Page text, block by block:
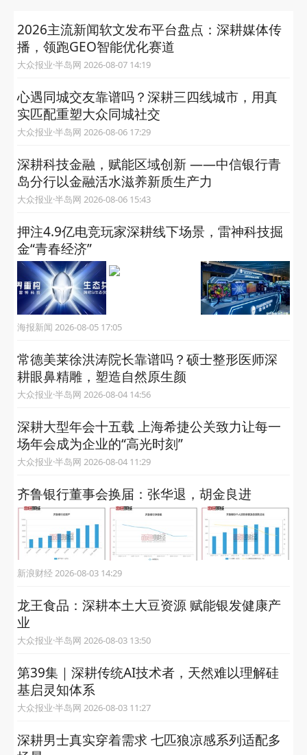
2026主流新闻软文发布平台盘点：深耕媒体传
播，领跑GEO智能优化赛道
大众报业·半岛网 2026-08-07 14:19
心遇同城交友靠谱吗？深耕三四线城市，用真
实匹配重塑大众同城社交
大众报业·半岛网 2026-08-06 17:29
深耕科技金融，赋能区域创新 ——中信银行青
岛分行以金融活水滋养新质生产力
大众报业·半岛网 2026-08-06 15:43
押注4.9亿电竞玩家深耕线下场景，雷神科技掘
金“青春经济”
海报新闻 2026-08-05 17:05
常德美莱徐洪涛院长靠谱吗？硕士整形医师深
耕眼鼻精雕，塑造自然原生颜
大众报业·半岛网 2026-08-04 14:56
深耕大型年会十五载 上海希捷公关致力让每一
场年会成为企业的“高光时刻”
大众报业·半岛网 2026-08-04 11:29
齐鲁银行董事会换届：张华退，胡金良进
新浪财经 2026-08-03 14:29
龙王食品：深耕本土大豆资源 赋能银发健康产
业
大众报业·半岛网 2026-08-03 13:50
第39集｜深耕传统AI技术者，天然难以理解硅
基启灵知体系
大众报业·半岛网 2026-08-03 11:27
深耕男士真实穿着需求 七匹狼凉感系列适配多